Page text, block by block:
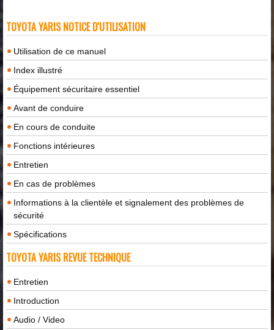
TOYOTA YARIS NOTICE D'UTILISATION
Utilisation de ce manuel
Index illustré
Équipement sécuritaire essentiel
Avant de conduire
En cours de conduite
Fonctions intérieures
Entretien
En cas de problèmes
Informations à la clientèle et signalement des problèmes de
sécurité
Spécifications
TOYOTA YARIS REVUE TECHNIQUE
Entretien
Introduction
Audio / Video